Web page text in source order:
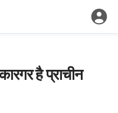
है प्राचीन